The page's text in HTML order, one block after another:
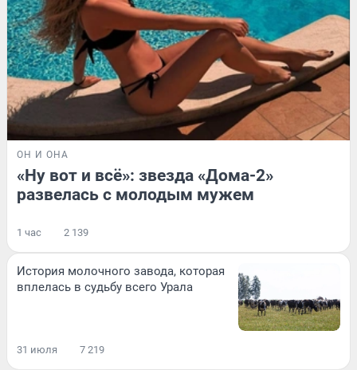
ОН И ОНА
«Ну вот и всё»: звезда «Дома-2»
развелась с молодым мужем
1 час 2 139
История молочного завода, которая
вплелась в судьбу всего Урала
31 июля 7 219